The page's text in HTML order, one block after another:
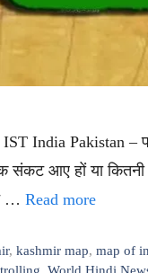
India Pakistan –
आए हों या कितनी
… Read more
,kashmir map,map of